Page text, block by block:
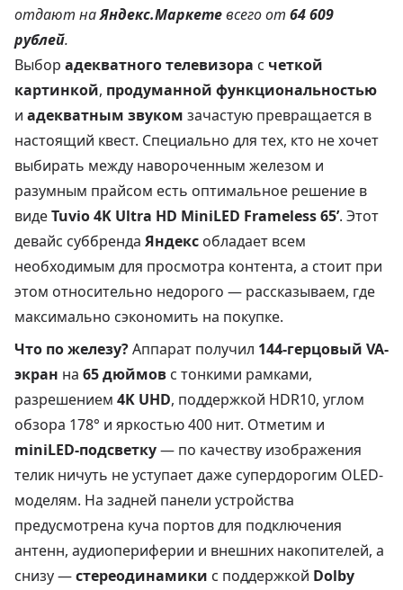
отдают наЯндекс.Маркетевсего от 64 609
рублей.
Выбор адекватного телевизора с четкой
картинкой, продуманной функциональностью
и адекватным звуком зачастую превращается в
настоящий квест. Специально для тех, кто не хочет
выбирать между навороченным железом и
разумным прайсом есть оптимальное решение в
видеTuvio 4K Ultra HD MiniLED Frameless 65’. Этот
девайс суббренда Яндекс обладает всем
необходимым для просмотра контента, а стоит при
этом относительно недорого — рассказываем, где
максимально сэкономить на покупке.
Что по железу?Аппарат получил 144-герцовый VA-
экран на 65 дюймов с тонкими рамками,
разрешением 4K UHD, поддержкой HDR10, углом
обзора 178° и яркостью 400 нит. Отметим и
miniLED-подсветку— по качеству изображения
телик ничуть не уступает даже супердорогим OLED-
моделям. На задней панели устройства
предусмотрена куча портов для подключения
антенн, аудиопериферии и внешних накопителей, а
снизу —стереодинамики с поддержкой Dolby